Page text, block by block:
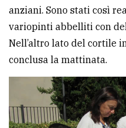
anziani. Sono stati così
variopinti abbelliti con
Nell’altro lato del cortile
conclusa la mattinata.